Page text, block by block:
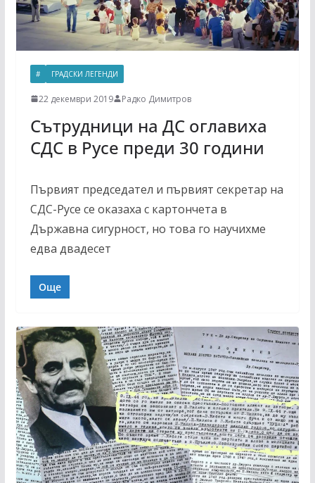
# ГРАДСКИ ЛЕГЕНДИ
22 декември 2019 Радко Димитров
Сътрудници на ДС оглавиха
СДС в Русе преди 30 години
Първият председател и първият секретар на
СДС-Русе се оказаха с картончета в
Държавна сигурност, но това го научихме
едва двадесет
Още